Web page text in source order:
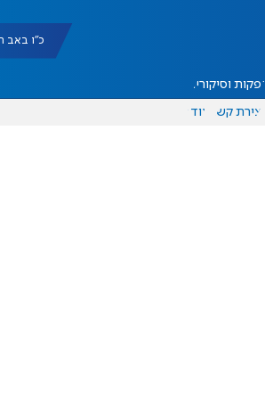
כ"ו באב
הפקות וסיקורים
יצירת קשר עוד